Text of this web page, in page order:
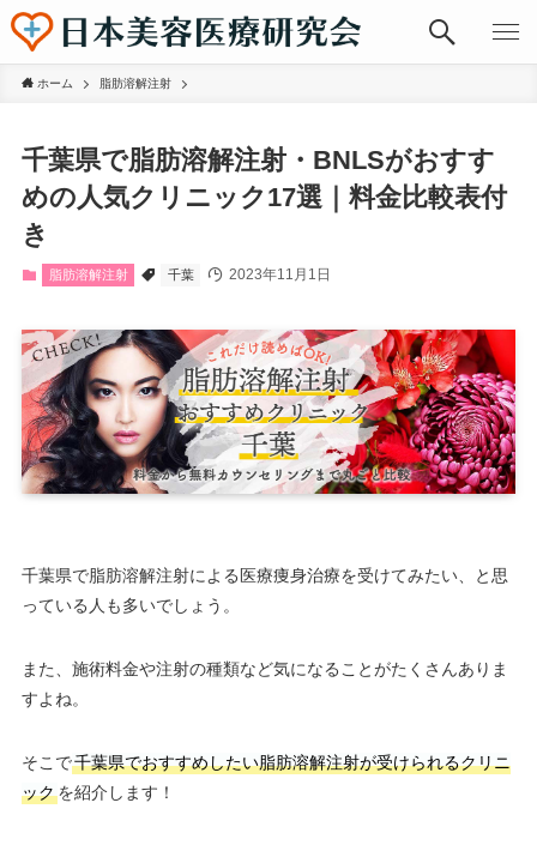
ホーム 脂肪溶解注射
千葉県で脂肪溶解注射・BNLSがおすす
めの人気クリニック17選｜料金比較表付
き
脂肪溶解注射 千葉 2023年11月1日
千葉県で脂肪溶解注射による医療痩身治療を受けてみたい、と思
っている人も多いでしょう。
また、施術料金や注射の種類など気になることがたくさんありま
すよね。
そこで千葉県でおすすめしたい脂肪溶解注射が受けられるクリニ
ックを紹介します！